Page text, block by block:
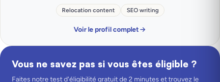
Relocation content SEO writing
Voir le profil complet
Vous ne savez pas si vous êtes éligible ?
Faites notre test d'éligibilité gratuit de 2 minutes et trouvez le